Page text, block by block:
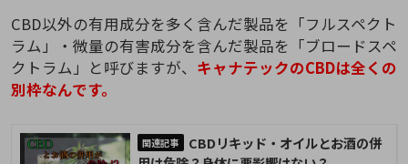
CBD以外の有用成分を多く含んだ製品を「フルスペクト
ラム」・微量の有害成分を含んだ製品を「ブロードスペ
クトラム」と呼びますが、 キャナテックのCBDは全くの
別枠なんです。
CBDリキッド・オイルとお酒の併